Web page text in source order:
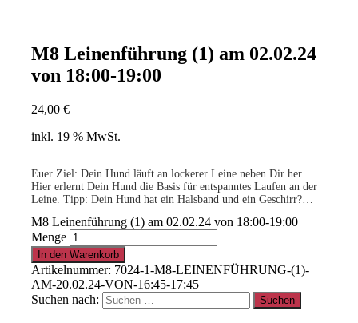
M8 Leinenführung (1) am 02.02.24
von 18:00-19:00
24,00 €
inkl. 19 % MwSt.
Euer Ziel: Dein Hund läuft an lockerer Leine neben Dir her.
Hier erlernt Dein Hund die Basis für entspanntes Laufen an der
Leine. Tipp: Dein Hund hat ein Halsband und ein Geschirr?
M8 Leinenführung (1) am 02.02.24 von 18:00-19:00
Menge
In den Warenkorb
Artikelnummer: 7024-1-M8-LEINENFÜHRUNG-(1)-
AM-20.02.24-VON-16:45-17:45
Suchen nach: